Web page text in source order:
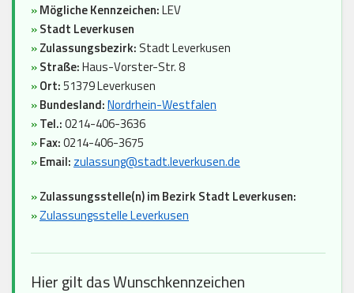
»Mögliche Kennzeichen:LEV
»Stadt Leverkusen
»Zulassungsbezirk: Stadt Leverkusen
»Straße:Haus-Vorster-Str. 8
»Ort:51379 Leverkusen
»Bundesland:Nordrhein-Westfalen
»Tel.:0214-406-3636
»Fax:0214-406-3675
»Email: zulassung@stadt.leverkusen.de
»Zulassungsstelle(n) im Bezirk Stadt Leverkusen:
»Zulassungsstelle Leverkusen
Hier gilt das Wunschkennzeichen